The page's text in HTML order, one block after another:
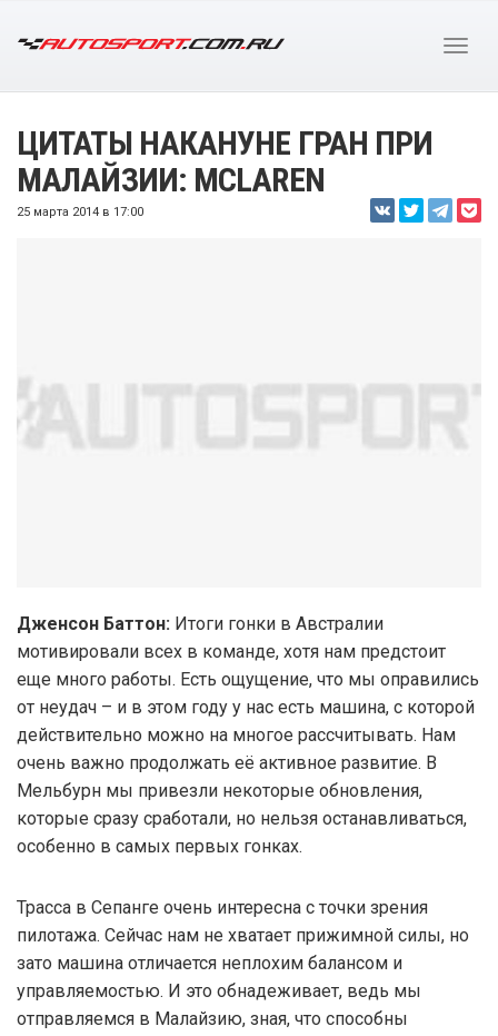
ЦИТАТЫ НАКАНУНЕ ГРАН ПРИ
МАЛАЙЗИИ: MCLAREN
25 марта 2014 в 17:00
Дженсон Баттон: Итоги гонки в Австралии
мотивировали всех в команде, хотя нам предстоит
еще много работы. Есть ощущение, что мы оправились
от неудач – и в этом году у нас есть машина, с которой
действительно можно на многое рассчитывать. Нам
очень важно продолжать её активное развитие. В
Мельбурн мы привезли некоторые обновления,
которые сразу сработали, но нельзя останавливаться,
особенно в самых первых гонках.
Трасса в Сепанге очень интересна с точки зрения
пилотажа. Сейчас нам не хватает прижимной силы, но
зато машина отличается неплохим балансом и
управляемостью. И это обнадеживает, ведь мы
отправляемся в Малайзию, зная, что способны